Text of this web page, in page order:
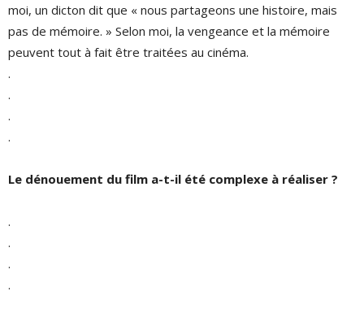
moi, un dicton dit que « nous partageons une histoire, mais
pas de mémoire. » Selon moi, la vengeance et la mémoire
peuvent tout à fait être traitées au cinéma.
.
.
.
.
Le dénouement du film a-t-il été complexe à réaliser ?
.
.
.
.